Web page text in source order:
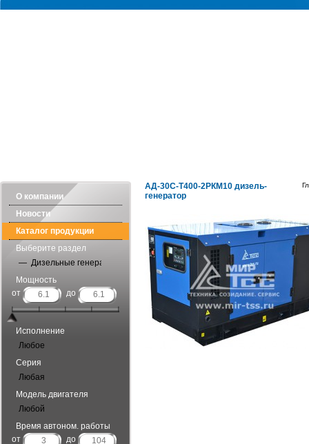
О компании
Новости
Каталог продукции
Выберите раздел
— Дизельные генераторы в шумозащитных кожухах
Мощность
от
до
Исполнение
Любое
Серия
Любая
Модель двигателя
Любой
Время автоном. работы
от
до
АД-30С-Т400-2РКМ10 дизель-
генератор